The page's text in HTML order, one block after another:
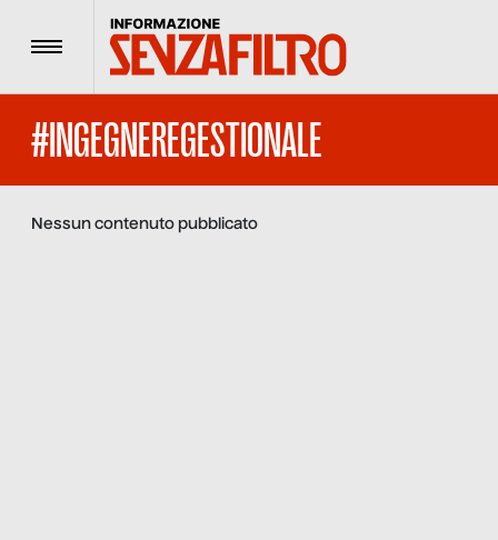
Menu
#INGEGNEREGESTIONALE
Nessun contenuto pubblicato